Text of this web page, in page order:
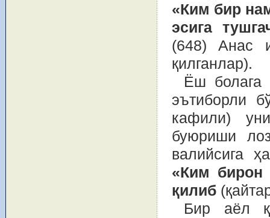
«Ким бир
эсига
(648) Анас
қилганлар).
Ёш болага
эътиборли
кафили)
буюриши
валийсига
«Ким бирон
қилиб
Бир аёл